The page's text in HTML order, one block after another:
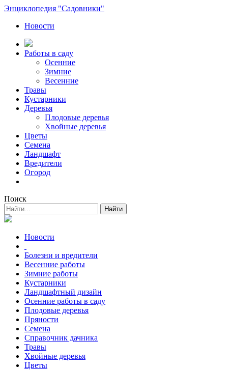
Энциклопедия "Садовники"
Новости
Работы в саду
Осенние
Зимние
Весенние
Травы
Кустарники
Деревья
Плодовые деревья
Хвойные деревья
Цветы
Семена
Ландшафт
Вредители
Огород
Поиск
Новости
Болезни и вредители
Весенние работы
Зимние работы
Кустарники
Ландшафтный дизайн
Осенние работы в саду
Плодовые деревья
Пряности
Семена
Справочник дачника
Травы
Хвойные деревья
Цветы